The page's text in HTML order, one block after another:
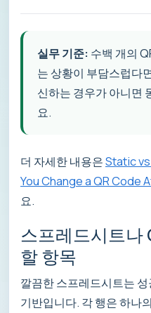
실무 기준: 수백 개의
는 상황이 부담스럽다
신하는 경우가 아니면
요.
더 자세한 내용은Static
You Change a QR Code
요.
스프레드시트나
할 항목
깔끔한 스프레드시트는
기반입니다. 각 행은 하나